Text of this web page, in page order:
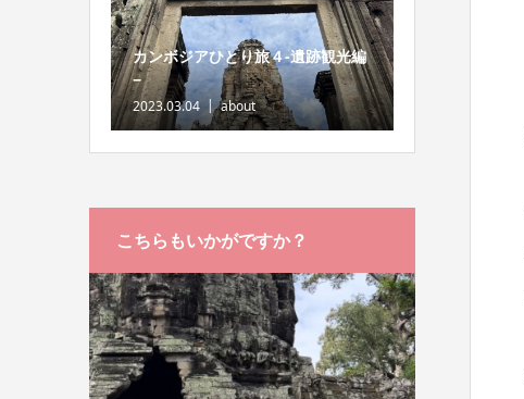
カンボジアひとり旅４-遺跡観光編
−
2023.03.04 about
こちらもいかがですか？